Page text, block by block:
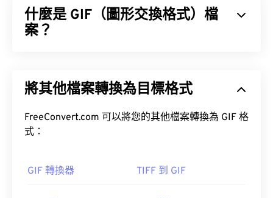
文件的原始格式。 PDF 檔案在任何裝置或作業系統
上看起來都完全一樣。
如何開啟 PDF 檔案？
Acrobat Reader。 Adobe 創建了 PDF 標準，其程序
無疑是目前最
什麼是 GIF（圖形交換格式）檔
案？
GIF 使用無損壓縮 (無損音頻)，並且支援無音訊動
GIF 最常見的用途是以動畫形式出現在廣告、社群媒
體上的情緒回覆和表情符號中，這些內容經常在網路
將其他檔案轉換為目標格式
FreeConvert.com 可以將您的其他檔案轉換為 GIF 格
式：
GIF 轉換器 TIFF 到 GIF